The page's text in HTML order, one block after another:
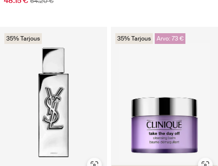
35% Tarjous 35% Tarjous Arvo: 73 €